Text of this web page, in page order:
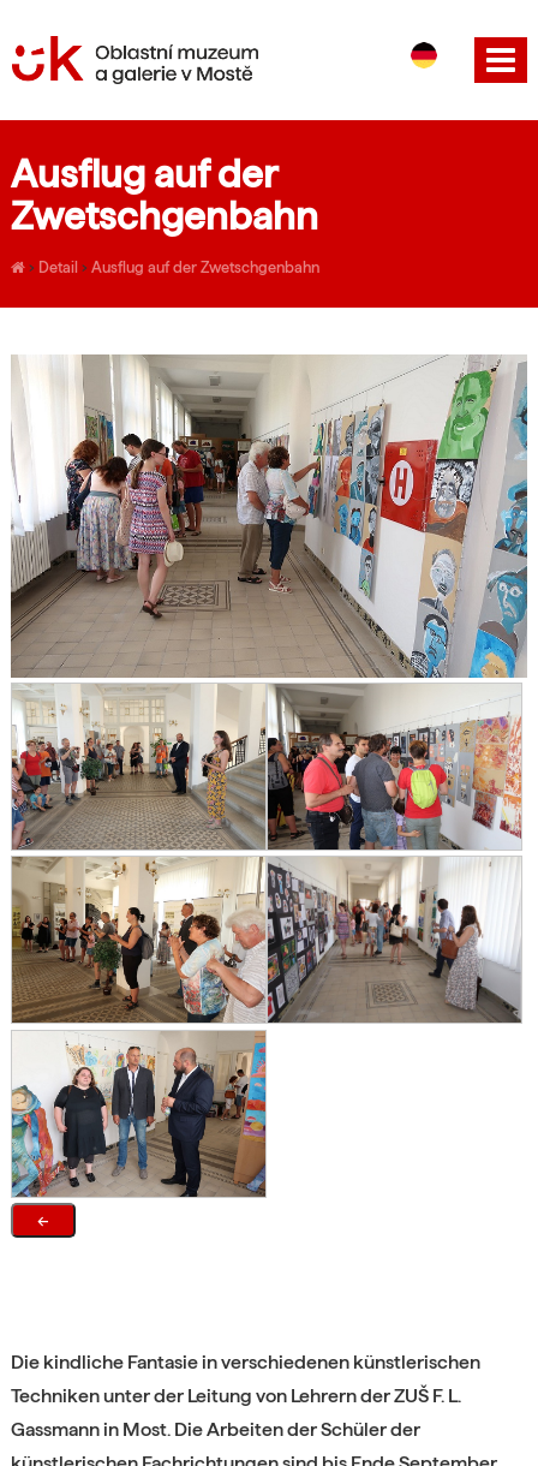
EN
Ausflug auf der
Zwetschgenbahn
› Detail › Ausflug auf der Zwetschgenbahn
←
Die kindliche Fantasie in verschiedenen künstlerischen
Techniken unter der Leitung von Lehrern der ZUŠ F. L.
Gassmann in Most. Die Arbeiten der Schüler der